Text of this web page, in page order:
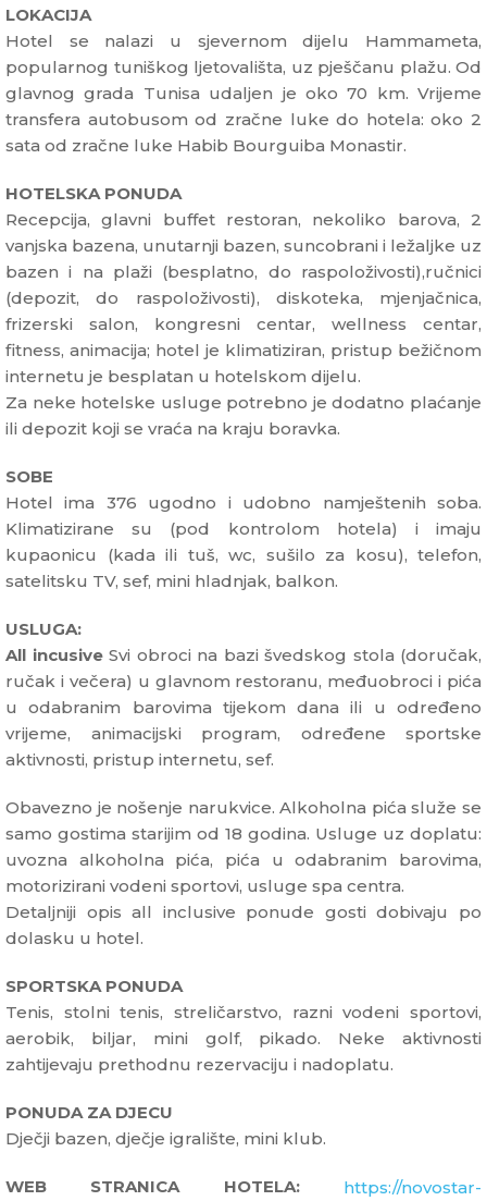
LOKACIJA
Hotel se nalazi u sjevernom dijelu Hammameta,
popularnog tuniškog ljetovališta, uz pješčanu plažu. Od
glavnog grada Tunisa udaljen je oko 70 km. Vrijeme
transfera autobusom od zračne luke do hotela: oko 2
sata od zračne luke Habib Bourguiba Monastir.
HOTELSKA PONUDA
Recepcija, glavni buffet restoran, nekoliko barova, 2
vanjska bazena, unutarnji bazen, suncobrani i ležaljke uz
bazen i na plaži (besplatno, do raspoloživosti),ručnici
(depozit, do raspoloživosti), diskoteka, mjenjačnica,
frizerski salon, kongresni centar, wellness centar,
fitness, animacija; hotel je klimatiziran, pristup bežičnom
internetu je besplatan u hotelskom dijelu.
Za neke hotelske usluge potrebno je dodatno plaćanje
ili depozit koji se vraća na kraju boravka.
SOBE
Hotel ima 376 ugodno i udobno namještenih soba.
Klimatizirane su (pod kontrolom hotela) i imaju
kupaonicu (kada ili tuš, wc, sušilo za kosu), telefon,
satelitsku TV, sef, mini hladnjak, balkon.
USLUGA:
All incusiveSvi obroci na bazi švedskog stola (doručak,
ručak i večera) u glavnom restoranu, međuobroci i pića
u odabranim barovima tijekom dana ili u određeno
vrijeme, animacijski program, određene sportske
aktivnosti, pristup internetu, sef.
Obavezno je nošenje narukvice. Alkoholna pića služe se
samo gostima starijim od 18 godina. Usluge uz doplatu:
uvozna alkoholna pića, pića u odabranim barovima,
motorizirani vodeni sportovi, usluge spa centra.
Detaljniji opis all inclusive ponude gosti dobivaju po
dolasku u hotel.
SPORTSKA PONUDA
Tenis, stolni tenis, streličarstvo, razni vodeni sportovi,
aerobik, biljar, mini golf, pikado. Neke aktivnosti
zahtijevaju prethodnu rezervaciju i nadoplatu.
PONUDA ZA DJECU
Dječji bazen, dječje igralište, mini klub.
WEB STRANICA HOTELA: https://novostar-